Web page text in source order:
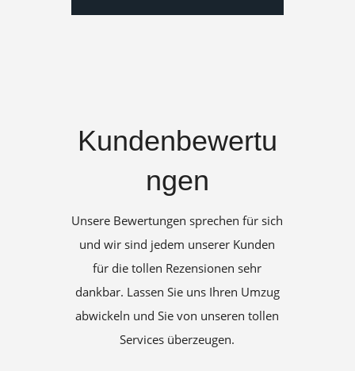
Kundenbewertu
ngen
Unsere Bewertungen sprechen für sich
und wir sind jedem unserer Kunden
für die tollen Rezensionen sehr
dankbar. Lassen Sie uns Ihren Umzug
abwickeln und Sie von unseren tollen
Services überzeugen.